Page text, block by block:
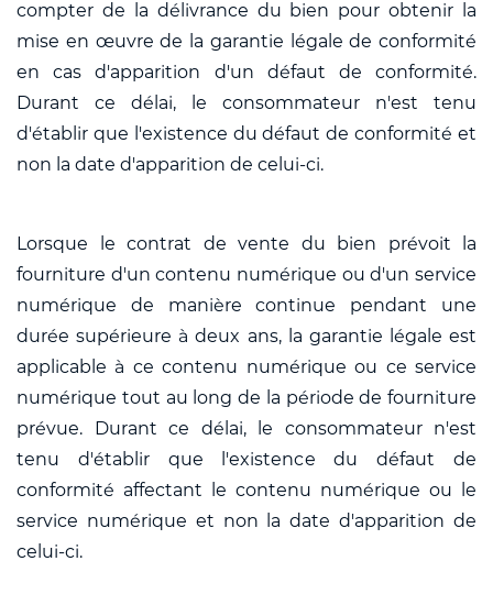
compter de la délivrance du bien pour obtenir la
mise en œuvre de la garantie légale de conformité
en cas d'apparition d'un défaut de conformité.
Durant ce délai, le consommateur n'est tenu
d'établir que l'existence du défaut de conformité et
non la date d'apparition de celui-ci.
Lorsque le contrat de vente du bien prévoit la
fourniture d'un contenu numérique ou d'un service
numérique de manière continue pendant une
durée supérieure à deux ans, la garantie légale est
applicable à ce contenu numérique ou ce service
numérique tout au long de la période de fourniture
prévue. Durant ce délai, le consommateur n'est
tenu d'établir que l'existence du défaut de
conformité affectant le contenu numérique ou le
service numérique et non la date d'apparition de
celui-ci.